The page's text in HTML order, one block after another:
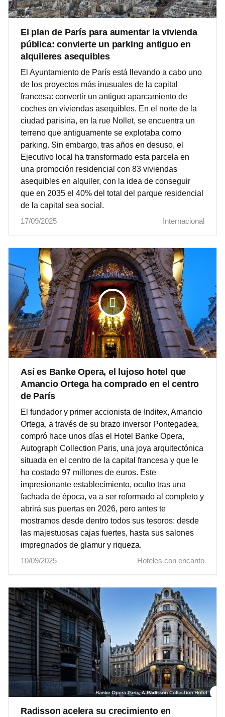
El plan de París para aumentar la vivienda
pública: convierte un parking antiguo en
alquileres asequibles
El Ayuntamiento de París está llevando a cabo uno
de los proyectos más inusuales de la capital
francesa: convertir un antiguo aparcamiento de
coches en viviendas asequibles. En el norte de la
ciudad parisina, en la rue Nollet, se encuentra un
terreno que antiguamente se explotaba como
parking. Sin embargo, tras años en desuso, el
Ejecutivo local ha transformado esta parcela en
una promoción residencial con 83 viviendas
asequibles en alquiler, con la idea de conseguir
que en 2035 el 40% del total del parque residencial
de la capital sea social.
17/09/2025
Internacional
Así es Banke Opera, el lujoso hotel que
Amancio Ortega ha comprado en el centro
de París
El fundador y primer accionista de Inditex, Amancio
Ortega, a través de su brazo inversor Pontegadea,
compró hace unos días el Hotel Banke Opera,
Autograph Collection Paris, una joya arquitectónica
situada en el centro de la capital francesa y que le
ha costado 97 millones de euros. Este
impresionante establecimiento, oculto tras una
fachada de época, va a ser reformado al completo y
abrirá sus puertas en 2026, pero antes te
mostramos desde dentro todos sus tesoros: desde
las majestuosas cajas fuertes, hasta sus salones
impregnados de glamur y riqueza.
10/09/2025
Hoteles con encanto
Radisson acelera su crecimiento en